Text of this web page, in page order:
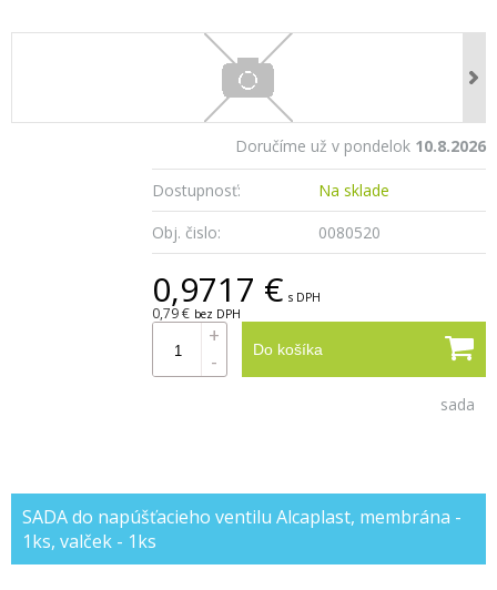
Doručíme už v pondelok 10.8.2026
Dostupnosť:
Na sklade
Obj. čislo:
0080520
0,9717 € s DPH
0,79 € bez DPH
Do košíka
+
-
sada
SADA do napúšťacieho ventilu Alcaplast, membrána -
1ks, valček - 1ks